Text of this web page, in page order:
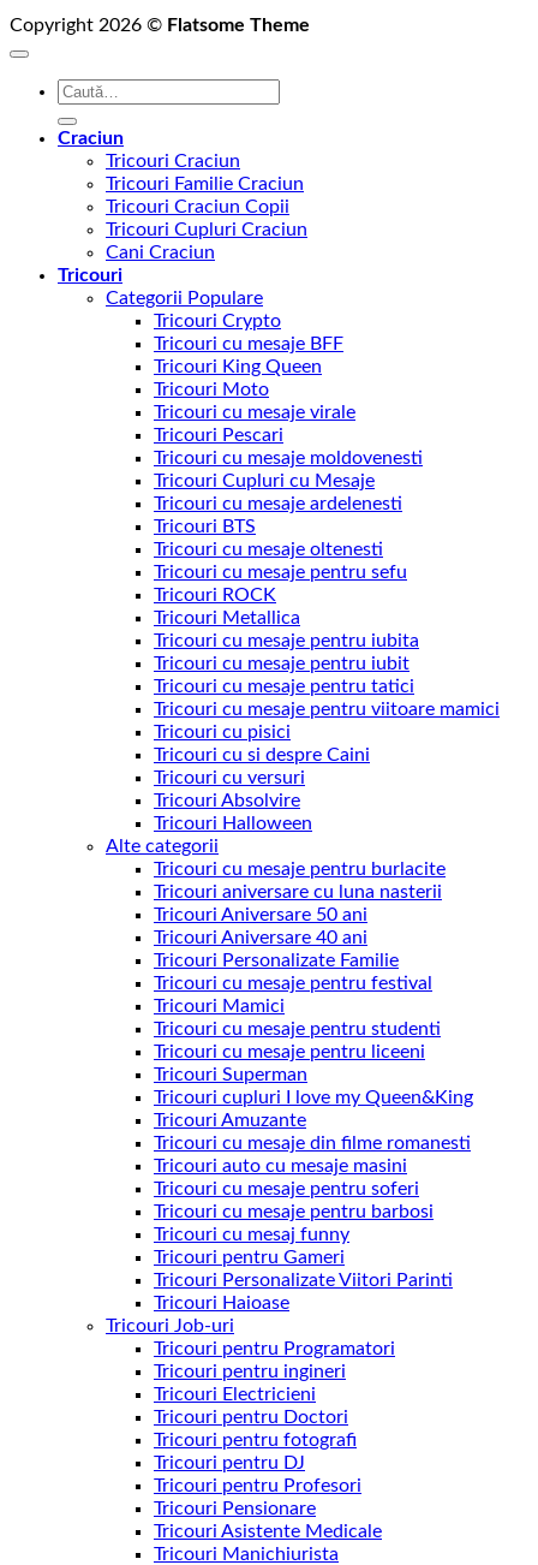
Copyright 2026 © Flatsome Theme
Caută
Craciun
Tricouri Craciun
Tricouri Familie Craciun
Tricouri Craciun Copii
Tricouri Cupluri Craciun
Cani Craciun
Tricouri
Categorii Populare
Tricouri Crypto
Tricouri cu mesaje BFF
Tricouri King Queen
Tricouri Moto
Tricouri cu mesaje virale
Tricouri Pescari
Tricouri cu mesaje moldovenesti
Tricouri Cupluri cu Mesaje
Tricouri cu mesaje ardelenesti
Tricouri BTS
Tricouri cu mesaje oltenesti
Tricouri cu mesaje pentru sefu
Tricouri ROCK
Tricouri Metallica
Tricouri cu mesaje pentru iubita
Tricouri cu mesaje pentru iubit
Tricouri cu mesaje pentru tatici
Tricouri cu mesaje pentru viitoare mamici
Tricouri cu pisici
Tricouri cu si despre Caini
Tricouri cu versuri
Tricouri Absolvire
Tricouri Halloween
Alte categorii
Tricouri cu mesaje pentru burlacite
Tricouri aniversare cu luna nasterii
Tricouri Aniversare 50 ani
Tricouri Aniversare 40 ani
Tricouri Personalizate Familie
Tricouri cu mesaje pentru festival
Tricouri Mamici
Tricouri cu mesaje pentru studenti
Tricouri cu mesaje pentru liceeni
Tricouri Superman
Tricouri cupluri I love my Queen&King
Tricouri Amuzante
Tricouri cu mesaje din filme romanesti
Tricouri auto cu mesaje masini
Tricouri cu mesaje pentru soferi
Tricouri cu mesaje pentru barbosi
Tricouri cu mesaj funny
Tricouri pentru Gameri
Tricouri Personalizate Viitori Parinti
Tricouri Haioase
Tricouri Job-uri
Tricouri pentru Programatori
Tricouri pentru ingineri
Tricouri Electricieni
Tricouri pentru Doctori
Tricouri pentru fotografi
Tricouri pentru DJ
Tricouri pentru Profesori
Tricouri Pensionare
Tricouri Asistente Medicale
Tricouri Manichiurista